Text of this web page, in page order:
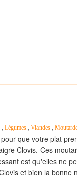
, Légumes , Viandes ,
que votre plat
Clovis. Ces
est qu'elles ne
et bien la bonne